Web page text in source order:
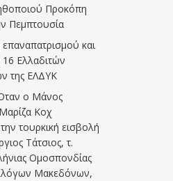
Προκόπη
Πεμπτουσία
και
Ελλαδιτών
της ΕΛΔΥΚ
ο Μάνος
Κοχ
τουρκική εισβολή
Τάτσιος, τ.
Ομοσπονδίας
Μακεδόνων,